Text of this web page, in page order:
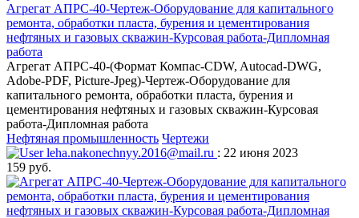
Агрегат АПРС-40-Чертеж-Оборудование для капитального
ремонта, обработки пласта, бурения и цементирования
нефтяных и газовых скважин-Курсовая работа-Дипломная
работа
Агрегат АПРС-40-(Формат Компас-CDW, Autocad-DWG,
Adobe-PDF, Picture-Jpeg)-Чертеж-Оборудование для
капитального ремонта, обработки пласта, бурения и
цементирования нефтяных и газовых скважин-Курсовая
работа-Дипломная работа
Нефтяная промышленность Чертежи
leha.nakonechnyy.2016@mail.ru : 22 июня 2023
159 руб.